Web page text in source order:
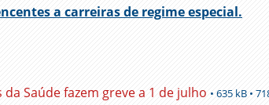
a carreiras de regime especial.
Saúde fazem greve a 1 de julho • 635 kB •